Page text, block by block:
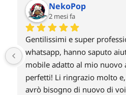
NekoPop
2 mesi fa
Gentilissimi e super
whatsapp, hanno saputo
mobile adatto al mio nuovo
perfetti! Li ringrazio molto
avrò bisogno di nuovo di